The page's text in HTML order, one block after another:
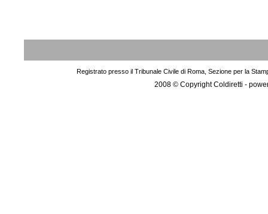
Registrato presso il Tribunale Civile di Roma, Sezione per la
2008 © Copyright Coldiretti -